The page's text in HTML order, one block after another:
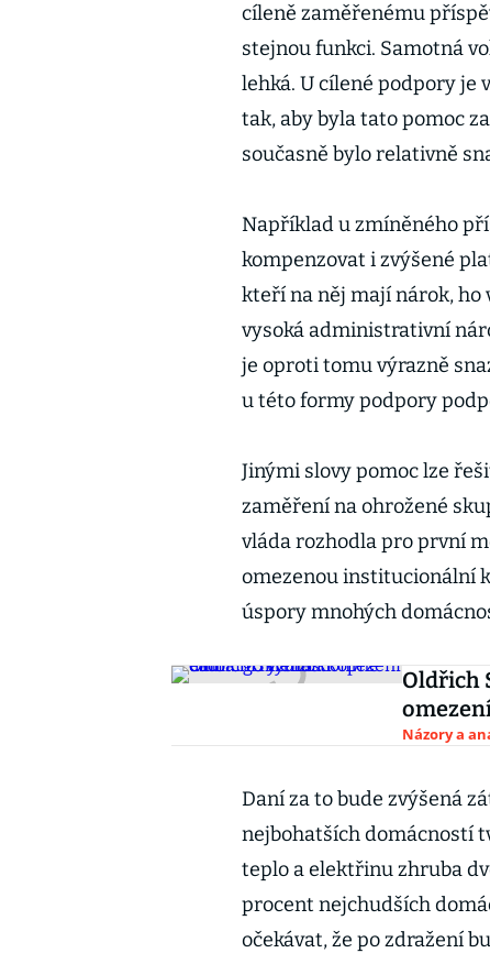
cíleně zaměřenému
stejnou funkci. Samotná
lehká. U cílené podpory
tak, aby byla tato pomoc
současně bylo relativně
Například u zmíněného
kompenzovat i zvýšené
kteří na něj mají nárok, ho
vysoká administrativní
je oproti tomu výrazně
u této formy podpory
Jinými slovy pomoc lze
zaměření na ohrožené
vláda rozhodla pro první
omezenou institucionální
úspory mnohých
Oldřich
Názory a
Daní za to bude zvýšená
nejbohatších domácností
teplo a elektřinu zhruba
procent nejchudších
očekávat, že po zdražení